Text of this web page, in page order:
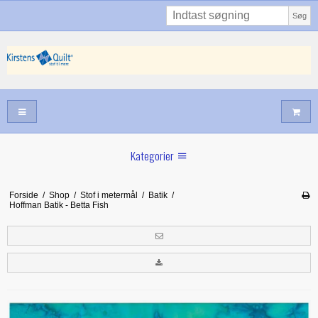
Søg
Kategorier
Juni nyt
Tilbud
Forside / Shop / Stof i metermål / Batik /
Hoffman Batik - Betta Fish